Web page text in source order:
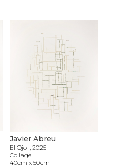
Javier Abreu
El Ojo I, 2025
Collage
40cm x 50cm